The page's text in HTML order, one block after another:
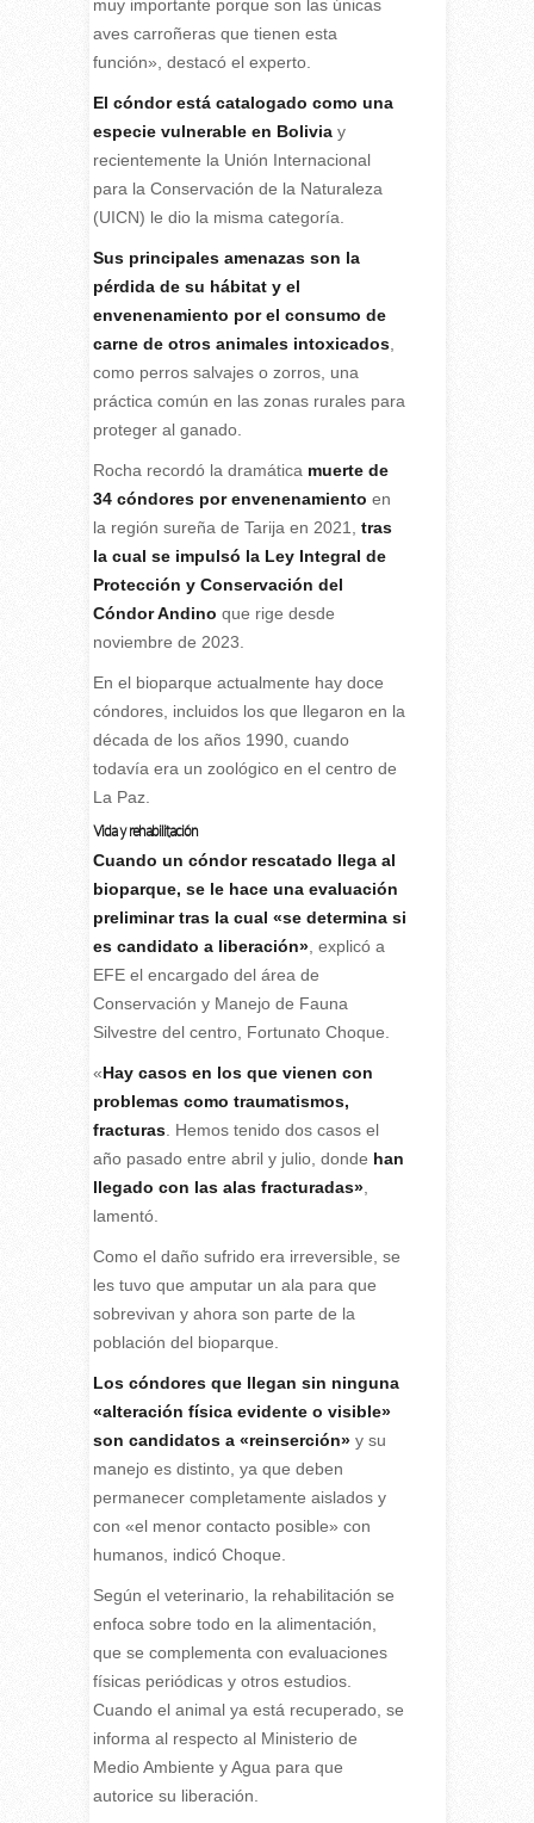
muy importante porque son las únicas
aves carroñeras que tienen esta
función», destacó el experto.
El cóndor está catalogado como una
especie vulnerable en Boliviay
recientemente la Unión Internacional
para la Conservación de la Naturaleza
(UICN) le dio la misma categoría.
Sus principales amenazas son la
pérdida de su hábitat y el
envenenamiento por el consumo de
carne de otros animales intoxicados,
como perros salvajes o zorros, una
práctica común en las zonas rurales para
proteger al ganado.
Rocha recordó la dramática muerte de
34 cóndores por envenenamiento en
la región sureña de Tarija en 2021, tras
la cual se impulsó la Ley Integral de
Protección y Conservación del
Cóndor Andino que rige desde
noviembre de 2023.
En el bioparque actualmente hay doce
cóndores, incluidos los que llegaron en la
década de los años 1990, cuando
todavía era un zoológico en el centro de
La Paz.
Vida y rehabilitación
Cuando un cóndor rescatado llega al
bioparque, se le hace una evaluación
preliminar tras la cual «se determina si
es candidato a liberación», explicó a
EFE el encargado del área de
Conservación y Manejo de Fauna
Silvestre del centro, Fortunato Choque.
«Hay casos en los que vienen con
problemas como traumatismos,
fracturas. Hemos tenido dos casos el
año pasado entre abril y julio, donde han
llegado con las alas fracturadas»,
lamentó.
Como el daño sufrido era irreversible, se
les tuvo que amputar un ala para que
sobrevivan y ahora son parte de la
población del bioparque.
Los cóndores que llegan sin ninguna
«alteración física evidente o visible»
son candidatos a «reinserción»y su
manejo es distinto, ya que deben
permanecer completamente aislados y
con «el menor contacto posible» con
humanos, indicó Choque.
Según el veterinario, la rehabilitación se
enfoca sobre todo en la alimentación,
que se complementa con evaluaciones
físicas periódicas y otros estudios.
Cuando el animal ya está recuperado, se
informa al respecto al Ministerio de
Medio Ambiente y Agua para que
autorice su liberación.